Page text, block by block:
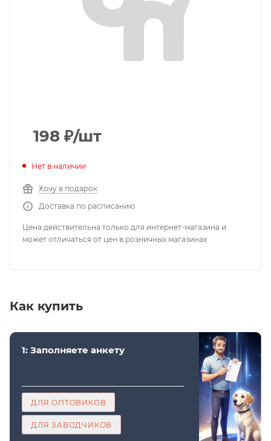
198 ₽/шт
Нет в наличии
Хочу в подарок
Доставка по расписанию
Цена действительна только для интернет-магазина и
может отличаться от цен в розничных магазинах
Как купить
1: Заполняете анкету
ДЛЯ ОПТОВИКОВ
ДЛЯ ЗАВОДЧИКОВ